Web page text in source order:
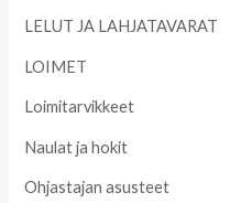
LELUT JA LAHJATAVARAT
LOIMET
Loimitarvikkeet
Naulat ja hokit
Ohjastajan asusteet